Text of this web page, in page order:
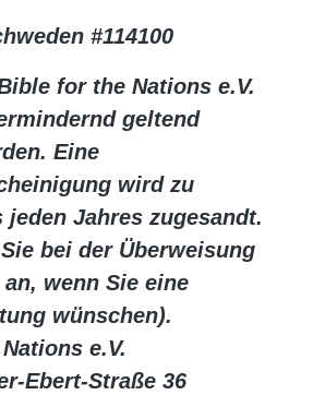
#114100
for the Nations e.V.
geltend
Eine
wird zu
jeden Jahres zugesandt.
bei der Überweisung
wenn Sie eine
wünschen).
e.V.
Ebert-Straße 36